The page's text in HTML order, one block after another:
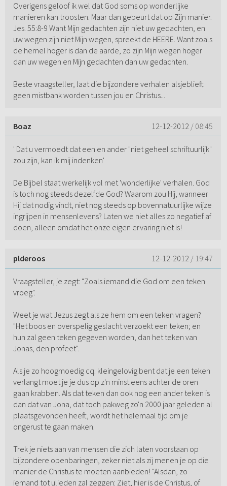
Overigens geloof ik wel dat God soms op wonderlijke
manieren kan troosten. Maar dan gebeurt dat op Zijn manier.
Jes. 55:8-9 Want Mijn gedachten zijn niet uw gedachten, en
uw wegen zijn niet Mijn wegen, spreekt de HEERE. Want zoals
de hemel hoger is dan de aarde, zo zijn Mijn wegen hoger
dan uw wegen en Mijn gedachten dan uw gedachten.
Beste vraagsteller, laat die bijzondere verhalen alsjeblieft
geen mistbank worden tussen jou en Christus...
Boaz 12-12-2012 / 08:45
' Dat u vermoedt dat een en ander "niet geheel schriftuurlijk"
zou zijn, kan ik mij indenken'
De Bijbel staat werkelijk vol met 'wonderlijke' verhalen. God
is toch nog steeds dezelfde God? Waarom zou Hij, wanneer
Hij dat nodig vindt, niet nog steeds op bovennatuurlijke wijze
ingrijpen in mensenlevens? Laten we niet alles zo negatief af
doen, alleen omdat het onze eigen ervaring niet is!
plderoos 12-12-2012 / 19:47
Vraagsteller, je zegt: "Zoals iemand die God om een teken
vroeg".
Weet je wat Jezus zegt als ze hem om een teken vragen?
"Het boos en overspelig geslacht verzoekt een teken; en
hun zal geen teken gegeven worden, dan het teken van
Jonas, den profeet".
Als je zo hoogmoedig cq. kleingelovig bent dat je een teken
verlangt moet je je dus op z'n minst eens achter de oren
gaan krabben. Als dat teken dan ook nog een ander teken is
dan dat van Jona, dat toch pakweg zo'n 2000 jaar geleden al
plaatsgevonden heeft, wordt het helemaal tijd om je
ongerust te gaan maken.
Trek je niets aan van mensen die zich laten voorstaan op
bijzondere openbaringen, zeker niet als zij menen je op die
manier de Christus te moeten aanbieden! "Alsdan, zo
iemand tot ulieden zal zeggen: Ziet, hier is de Christus, of